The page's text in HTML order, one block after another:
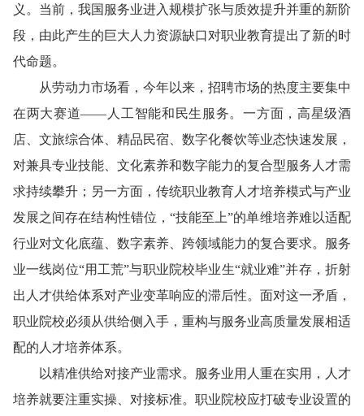
义。当前，我国服务业进入规模扩张与质效提升并重的新阶
段，由此产生的巨大人力资源缺口对职业教育提出了新的时
代命题。
从劳动力市场看，今年以来，招聘市场的热度主要集中
在两大赛道——人工智能和民生服务。一方面，高星级酒
店、文旅综合体、精品民宿、数字化餐饮等业态快速发展，
对兼具专业技能、文化素养和数字能力的复合型服务人才需
求持续攀升；另一方面，传统职业教育人才培养模式与产业
发展之间存在结构性错位，“技能至上”的单维培养难以适配
行业对文化底蕴、数字素养、跨领域能力的复合要求。服务
业一线岗位“用工荒”与职业院校毕业生“就业难”并存，折射
出人才供给体系对产业变革响应的滞后性。面对这一矛盾，
职业院校必须从供给侧入手，重构与服务业高质量发展相适
配的人才培养体系。
以精准供给对接产业需求。服务业用人重在实用，人才
培养就要注重实操、对接标准。职业院校应打破专业设置的